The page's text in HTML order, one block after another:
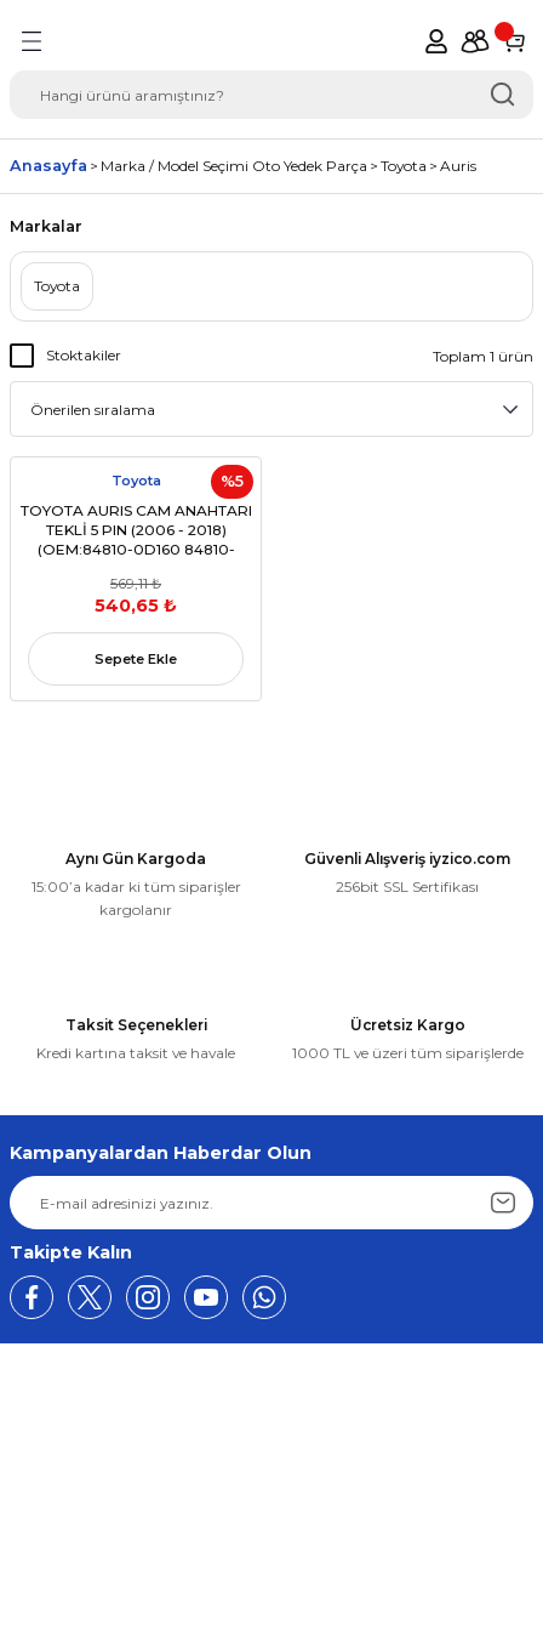
Seçimi Oto Yedek
Anasayfa Marka / Model Seçimi Oto Yedek Parça Toyota Auris
Markalar
Toyota
Stoktakiler Toplam 1 ürün
%5
Toyota
TOYOTA AURIS CAM ANAHTARI
TEKLİ 5 PIN (2006 - 2018)
(OEM:84810-0D160 84810-
569,11 ₺
540,65 ₺
Sepete Ekle
Aynı Gün Kargoda
15:00’a kadar ki tüm siparişler
kargolanır
Güvenli Alışveriş iyzico.com
256bit SSL Sertifikası
Taksit Seçenekleri
Kredi kartına taksit ve havale
Ücretsiz Kargo
1000 TL ve üzeri tüm siparişlerde
Kampanyalardan Haberdar Olun
Takipte Kalın